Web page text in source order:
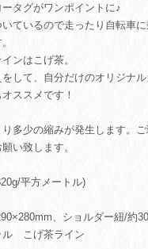
タグがワンポイントに♪
ているので走ったり自転車
ンはこげ茶。
して、自分だけのオリジナ
ススメです！
多少の縮みが発生します。
い致します。
平方メートル)
、ショルダー紐/約
ル こげ茶ライン